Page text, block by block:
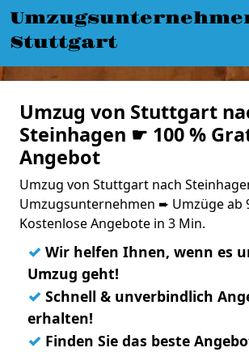
Stuttgart
Umzug von Stuttgart
Steinhagen ☛ 100 %
Angebot
Umzug von Stuttgart nach
Umzugsunternehmen ➨ Umzüge ab
Kostenlose Angebote in 3 Min.
✓ Wir helfen Ihnen, wenn es
Umzug geht!
✓ Schnell & unverbindlich
erhalten!
✓ Finden Sie das beste